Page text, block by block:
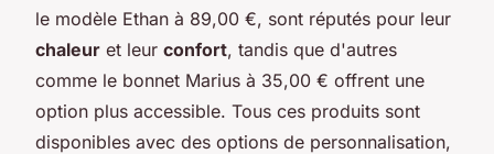
le modèle Ethan à 89,00 €, sont réputés pour leur
chaleur et leur confort, tandis que d'autres
comme le bonnet Marius à 35,00 € offrent une
option plus accessible. Tous ces produits sont
disponibles avec des options de personnalisation,